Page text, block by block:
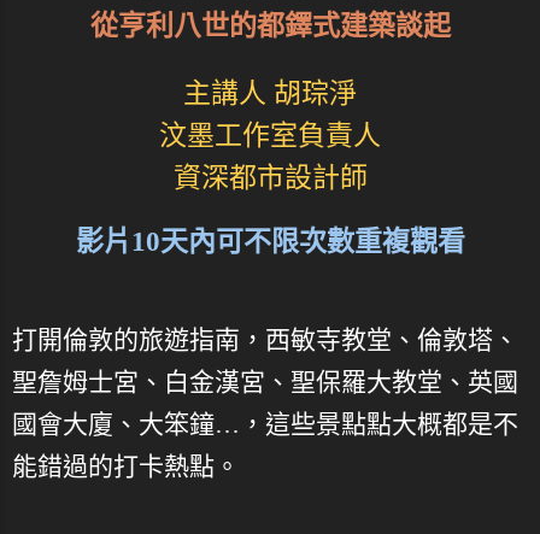
從亨利八世的都鐸式建築談起
主講人 胡琮淨
汶墨工作室負責人
資深都市設計師
影片10天內可不限次數重複觀看
打開倫敦的旅遊指南，西敏寺教堂、倫敦塔、
聖詹姆士宮、白金漢宮、聖保羅大教堂、英國
國會大廈、大笨鐘…，這些景點點大概都是不
能錯過的打卡熱點。